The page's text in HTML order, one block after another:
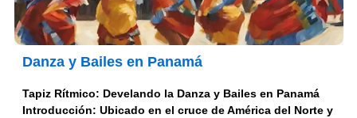
Danza y Bailes en Panamá
Tapiz Rítmico: Develando la Danza y Bailes en Panamá
Introducción: Ubicado en el cruce de América del Norte y